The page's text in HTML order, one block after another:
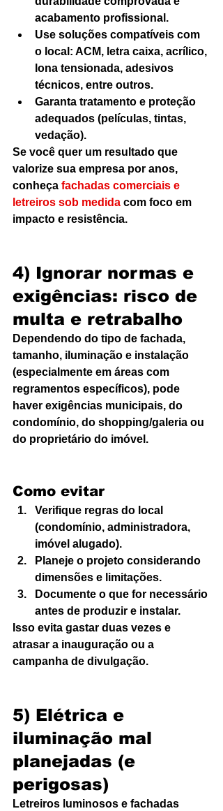
acabamento profissional.
Use soluções compatíveis com
o local: ACM, letra caixa, acrílico,
lona tensionada, adesivos
técnicos, entre outros.
Garanta tratamento e proteção
adequados (películas, tintas,
vedação).
Se você quer um resultado que
valorize sua empresa por anos,
conheça fachadas comerciais e
letreiros sob medida com foco em
impacto e resistência.
4) Ignorar normas e
exigências: risco de
multa e retrabalho
Dependendo do tipo de fachada,
tamanho, iluminação e instalação
(especialmente em áreas com
regramentos específicos), pode
haver exigências municipais, do
condomínio, do shopping/galeria ou
do proprietário do imóvel.
Como evitar
Verifique regras do local
(condomínio, administradora,
imóvel alugado).
Planeje o projeto considerando
dimensões e limitações.
Documente o que for necessário
antes de produzir e instalar.
Isso evita gastar duas vezes e
atrasar a inauguração ou a
campanha de divulgação.
5) Elétrica e
iluminação mal
planejadas (e
perigosas)
Letreiros luminosos e fachadas